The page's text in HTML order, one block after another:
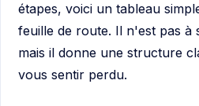
étapes, voici un tableau
feuille de route. Il n'est pas à
mais il donne une structure
vous sentir perdu.